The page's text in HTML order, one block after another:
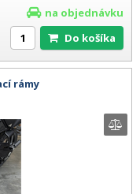
na objednávku
Do košíka
rámy